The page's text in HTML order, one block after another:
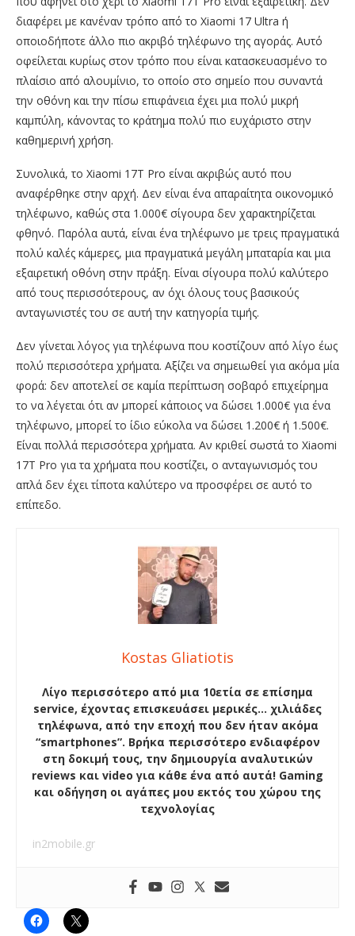
διαφέρει με κανέναν τρόπο από το Xiaomi 17 Ultra ή
οποιοδήποτε άλλο πιο ακριβό τηλέφωνο της αγοράς. Αυτό
οφείλεται κυρίως στον τρόπο που είναι κατασκευασμένο το
πλαίσιο από αλουμίνιο, το οποίο στο σημείο που συναντά
την οθόνη και την πίσω επιφάνεια έχει μια πολύ μικρή
καμπύλη, κάνοντας το κράτημα πολύ πιο ευχάριστο στην
καθημερινή χρήση.
Συνολικά, το Xiaomi 17T Pro είναι ακριβώς αυτό που
αναφέρθηκε στην αρχή. Δεν είναι ένα απαραίτητα οικονομικό
τηλέφωνο, καθώς στα 1.000€ σίγουρα δεν χαρακτηρίζεται
φθηνό. Παρόλα αυτά, είναι ένα τηλέφωνο με τρεις πραγματικά
πολύ καλές κάμερες, μια πραγματικά μεγάλη μπαταρία και μια
εξαιρετική οθόνη στην πράξη. Είναι σίγουρα πολύ καλύτερο
από τους περισσότερους, αν όχι όλους τους βασικούς
ανταγωνιστές του σε αυτή την κατηγορία τιμής.
Δεν γίνεται λόγος για τηλέφωνα που κοστίζουν από λίγο έως
πολύ περισσότερα χρήματα. Αξίζει να σημειωθεί για ακόμα μία
φορά: δεν αποτελεί σε καμία περίπτωση σοβαρό επιχείρημα
το να λέγεται ότι αν μπορεί κάποιος να δώσει 1.000€ για ένα
τηλέφωνο, μπορεί το ίδιο εύκολα να δώσει 1.200€ ή 1.500€.
Είναι πολλά περισσότερα χρήματα. Αν κριθεί σωστά το Xiaomi
17T Pro για τα χρήματα που κοστίζει, ο ανταγωνισμός του
απλά δεν έχει τίποτα καλύτερο να προσφέρει σε αυτό το
επίπεδο.
Kostas Gliatiotis
Λίγο περισσότερο από μια 10ετία σε επίσημα
service, έχοντας επισκευάσει μερικές… χιλιάδες
τηλέφωνα, από την εποχή που δεν ήταν ακόμα
“smartphones”. Βρήκα περισσότερο ενδιαφέρον
στη δοκιμή τους, την δημιουργία αναλυτικών
reviews και video για κάθε ένα από αυτά! Gaming
και οδήγηση οι αγάπες μου εκτός του χώρου της
τεχνολογίας
in2mobile.gr